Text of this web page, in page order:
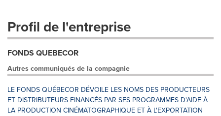
Profil de l'entreprise
FONDS QUEBECOR
Autres communiqués de la compagnie
LE FONDS QUÉBECOR DÉVOILE LES NOMS DES PRODUCTEURS
ET DISTRIBUTEURS FINANCÉS PAR SES PROGRAMMES D'AIDE À
LA PRODUCTION CINÉMATOGRAPHIQUE ET À L'EXPORTATION